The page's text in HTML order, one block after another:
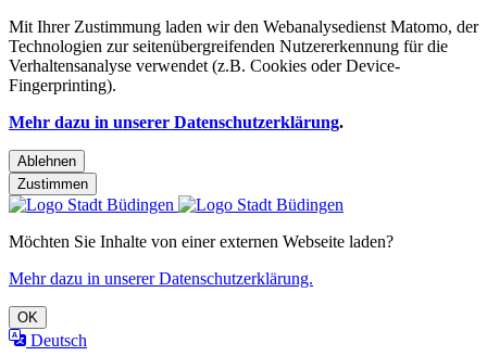
Mit Ihrer Zustimmung laden wir den Webanalysedienst Matomo, der
Technologien zur seitenübergreifenden Nutzererkennung für die
Verhaltensanalyse verwendet (z.B. Cookies oder Device-
Fingerprinting).
Mehr dazu in unserer Datenschutzerklärung.
Ablehnen
Zustimmen
Möchten Sie Inhalte von einer externen Webseite laden?
Mehr dazu in unserer Datenschutzerklärung.
OK
Deutsch